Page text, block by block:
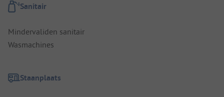
Sanitair
Mindervaliden sanitair
Wasmachines
Staanplaats